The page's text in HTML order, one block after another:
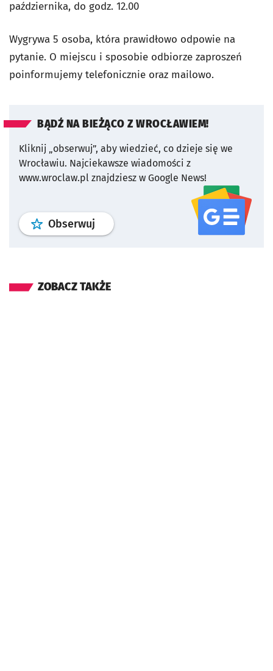
października, do godz. 12.00
Wygrywa 5 osoba, która prawidłowo odpowie na
pytanie. O miejscu i sposobie odbiorze zaproszeń
poinformujemy telefonicznie oraz mailowo.
BĄDŹ NA BIEŻĄCO Z WROCŁAWIEM!
Kliknij „obserwuj”, aby wiedzieć, co dzieje się we
Wrocławiu. Najciekawsze wiadomości z
www.wroclaw.pl znajdziesz w Google News!
Obserwuj profil serwisu
ZOBACZ TAKŻE